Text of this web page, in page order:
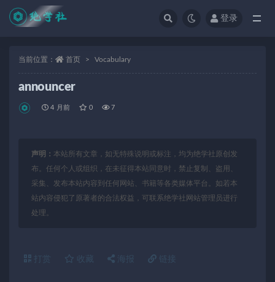
登录
当前位置： 首页 Vocabulary
announcer
4 月前 0 7
声明： 本站所有文章，如无特殊说明或标注，均为绝学社原创发
布。任何个人或组织，在未征得本站同意时，禁止复制、盗用、
采集、发布本站内容到任何网站、书籍等各类媒体平台。如若本
站内容侵犯了原著者的合法权益，可联系绝学社网站管理员进行
处理。
打赏 收藏 海报 链接